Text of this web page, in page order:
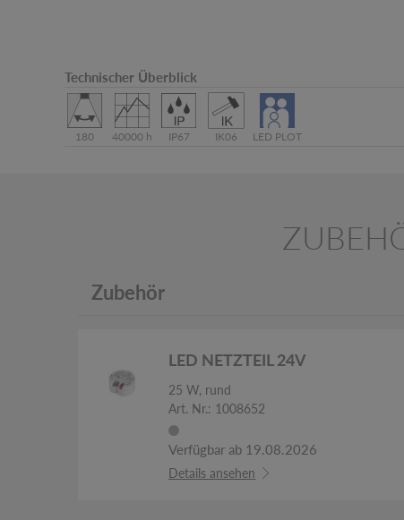
Technischer Überblick
180 40000 h IP67 IK06 LED PLOT
Zubehör
LED NETZTEIL 24V
25 W, rund
Art. Nr.: 1008652
Verfügbar ab 19.08.2026
Details ansehen